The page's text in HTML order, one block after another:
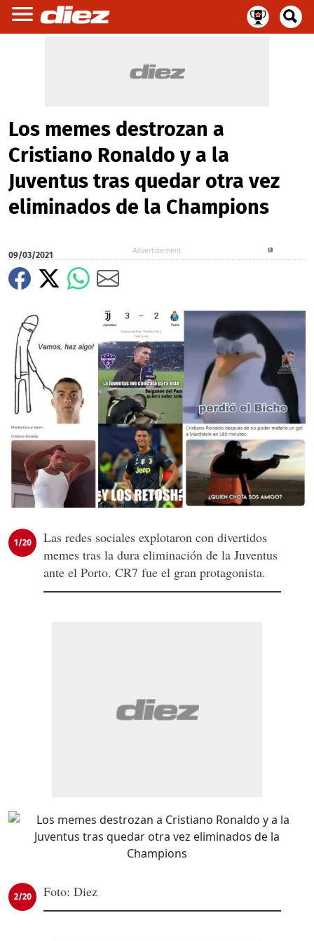
Los memes destrozan a
Cristiano Ronaldo y a la
Juventus tras quedar otra vez
eliminados de la Champions
09/03/2021
1/20
Las redes sociales explotaron con divertidos
memes tras la dura eliminación de la Juventus
ante el Porto. CR7 fue el gran protagonista.
2/20 Foto: Diez
X